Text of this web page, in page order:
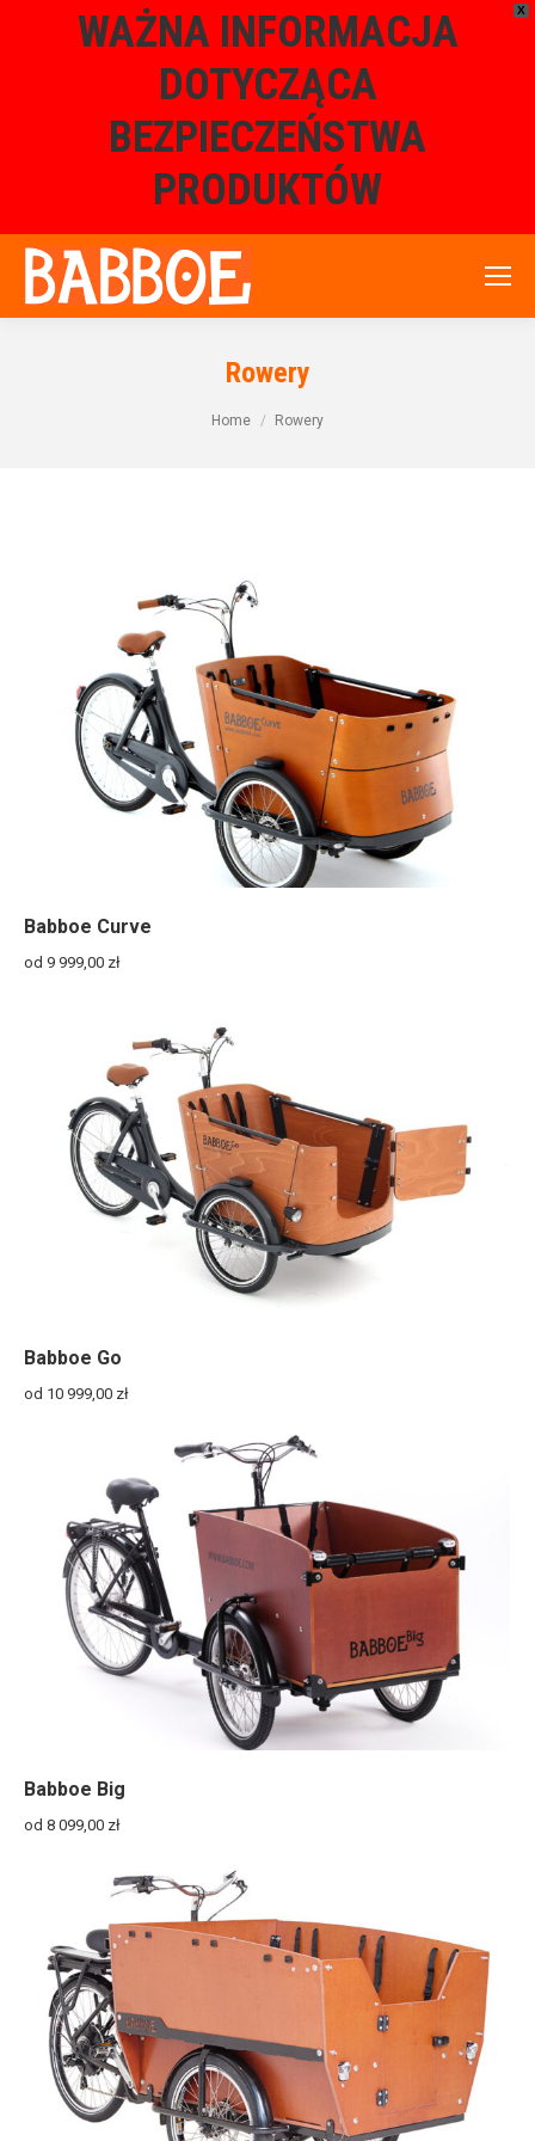
X
WAŻNA INFORMACJA
DOTYCZĄCA
BEZPIECZEŃSTWA
PRODUKTÓW
Rowery
Home Rowery
Babboe Curve
od 9 999,00 zł
Babboe Go
od 10 999,00 zł
Babboe Big
od 8 099,00 zł